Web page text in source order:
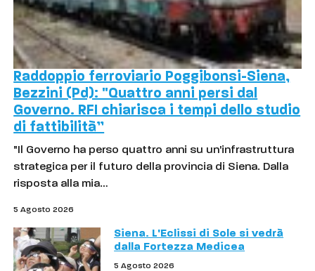
Raddoppio ferroviario Poggibonsi-Siena,
Bezzini (Pd): "Quattro anni persi dal
Governo. RFI chiarisca i tempi dello studio
di fattibilità”
"Il Governo ha perso quattro anni su un'infrastruttura
strategica per il futuro della provincia di Siena. Dalla
risposta alla mia…
5 Agosto 2026
Siena. L'Eclissi di Sole si vedrà
dalla Fortezza Medicea
5 Agosto 2026